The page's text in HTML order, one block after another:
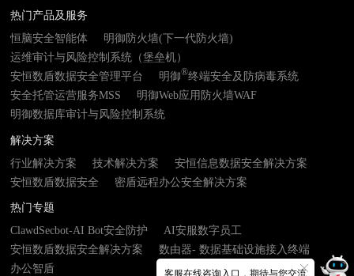
热门产品及服务
恒脑安全智能体
明御防火墙(下一代防火墙)
运维审计与风险控制系统（堡垒机）
安恒数盾数据安全管理平台
明御®终端安全及防病毒系统
安全托管运营服务MSS
明御Web应用防火墙WAF
明御数据库审计与风险控制系统
解决方案
行业解决方案
技术解决方案
安恒信息数据安全解决方案
安恒数盾数据安全
密盾远程办公安全解决方案
热门专题
ClawdSecbot-AI Bot安全防护
AI安服数字员工
安恒数盾数据安全解决方案
数由器- 数据基础设施接入终端
办公智盾
客服在线咨询入口，期待与您交流